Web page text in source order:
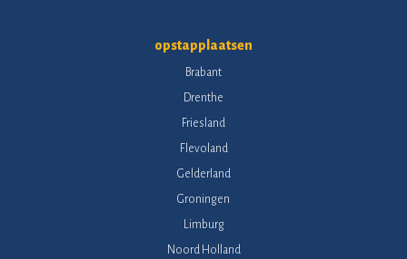
opstapplaatsen
Brabant
Drenthe
Friesland
Flevoland
Gelderland
Groningen
Limburg
Noord Holland